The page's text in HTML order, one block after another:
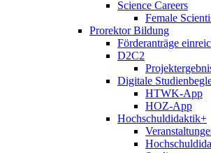
Science Careers
Female
Prorektor Bildung
Förderanträge
D2C2
Digitale
HTWK-App
HOZ-App
Hochschuldidaktik+